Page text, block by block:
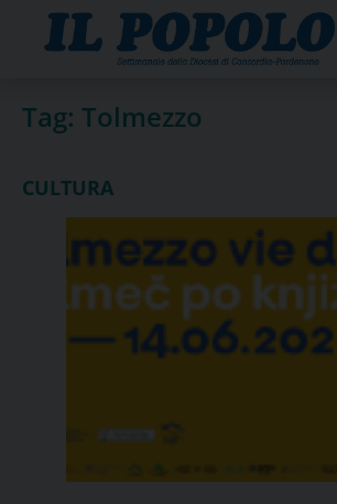
Tag: Tolmezzo
CULTURA